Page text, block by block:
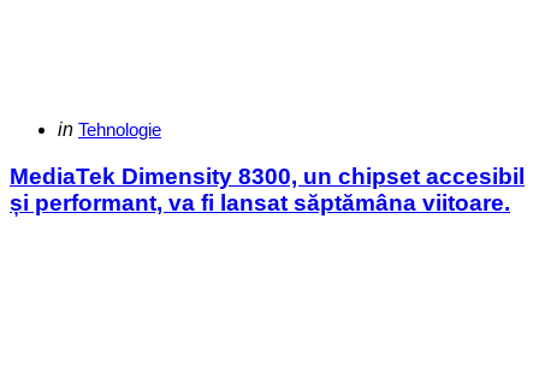
Categories
Posted
in Tehnologie
MediaTek Dimensity 8300, un chipset accesibil
și performant, va fi lansat săptămâna viitoare.